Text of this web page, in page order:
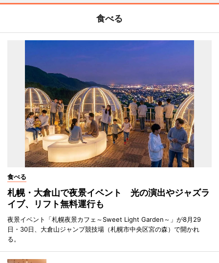
食べる
食べる
札幌・大倉山で夜景イベント 光の演出やジャズラ
イブ、リフト無料運行も
夜景イベント「札幌夜景カフェ～Sweet Light Garden～」が8月29
日・30日、大倉山ジャンプ競技場（札幌市中央区宮の森）で開かれ
る。